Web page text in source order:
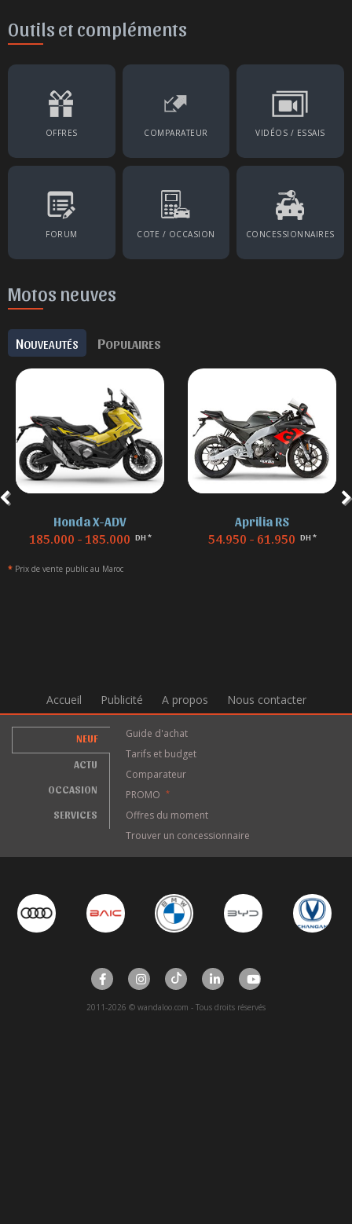
Outils et compléments
OFFRES COMPARATEUR VIDÉOS / ESSAIS
FORUM COTE / OCCASION CONCESSIONNAIRES
Motos neuves
NOUVEAUTÉS POPULAIRES
Aprilia RS
54.950 - 61.950 DH *
BMW F 850
155.000 - 155.000 DH *
* Prix de vente public au Maroc
Accueil Publicité A propos Nous contacter
NEUF
ACTU
OCCASION
SERVICES
Guide d'achat
Tarifs et budget
Comparateur
PROMO
*
Offres du moment
Trouver un concessionnaire
2011-2026 © wandaloo.com - Tous droits réservés